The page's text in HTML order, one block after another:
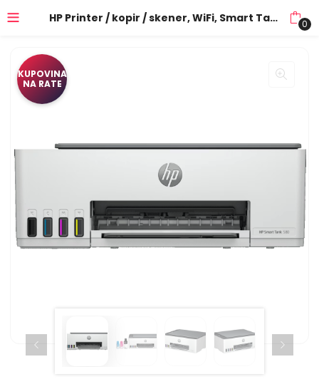
HP Printer / kopir / skener, WiFi, Smart Tank 580 AiO – Smart Tank 580 AiO; 1F3Y2A 0
KUPOVINA
NA RATE